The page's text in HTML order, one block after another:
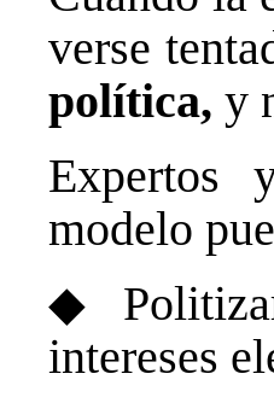
verse
política, y
Expertos
modelo
◆
intereses